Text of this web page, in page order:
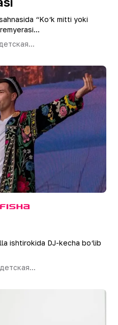
“Ko‘k mitti yoki
ishtirokida DJ-kecha bo‘lib